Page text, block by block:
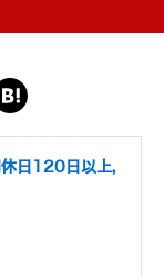
休日120日以上,